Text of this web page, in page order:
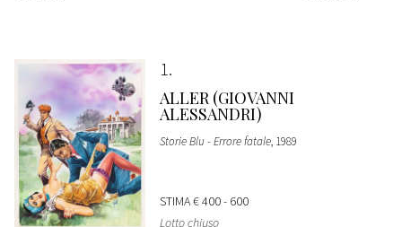
1
ALLER (GIOVANNI
ALESSANDRI)
Storie Blu - Errore fatale, 1989
STIMA€ 400 - 600
Lotto chiuso